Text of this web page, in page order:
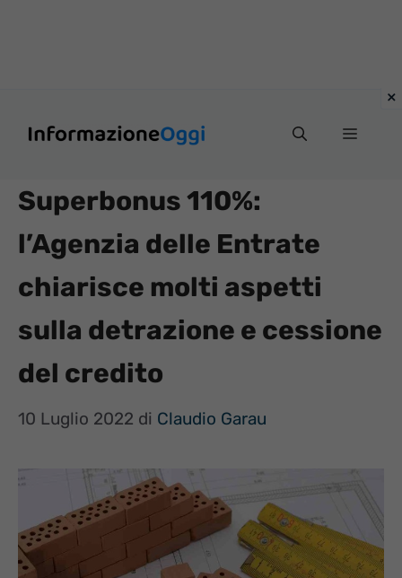
Menu
Superbonus 110%:
l’Agenzia delle Entrate
chiarisce molti aspetti
sulla detrazione e cessione
del credito
10 Luglio 2022 di Claudio Garau